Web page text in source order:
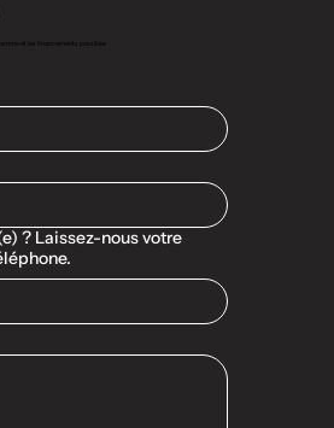
et les financements possibles
? Laissez-nous votre